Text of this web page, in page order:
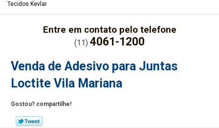
Tecidos Kevlar
Entre em contato pelo telefone
(11) 4061-1200
Venda de Adesivo para Juntas
Loctite Vila Mariana
Gostou? compartilhe!